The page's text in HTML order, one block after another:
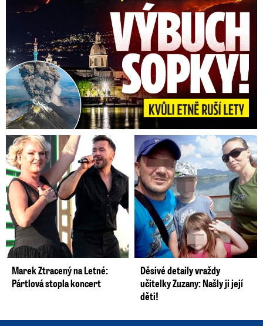
Marek Ztracený na Letné:
Pártlová stopla koncert
Děsivé detaily vraždy
učitelky Zuzany: Našly ji její
děti!